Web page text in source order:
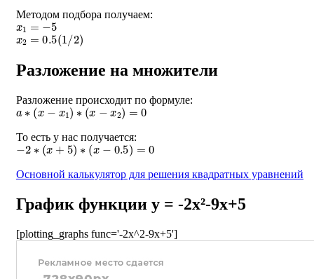
Методом подбора получаем:
x1=−5
x2 =0.5 (1/ )
Разложение на множители
Разложение происходит по формуле:
a ∗(x−x1)∗ (x−x2)=0
То есть у нас получается:
−2∗(x+5)∗(x−0.5)=0
Основной калькулятор для решения квадратных уравнений
График функции y = -2x²-9x+5
[plotting_graphs func='-2x^2-9x+5']